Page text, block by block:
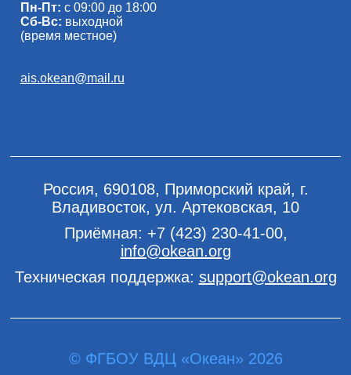
Пн-Пт: с 09:00 до 18:00
Сб-Вс: выходной
(время местное)
ais.okean@mail.ru
Россия, 690108, Приморский край, г.
Владивосток, ул. Артековская, 10
Приёмная: +7 (423) 230-41-00,
info@okean.org
Техническая поддержка: support@okean.org
© ФГБОУ ВДЦ «Океан» 2026